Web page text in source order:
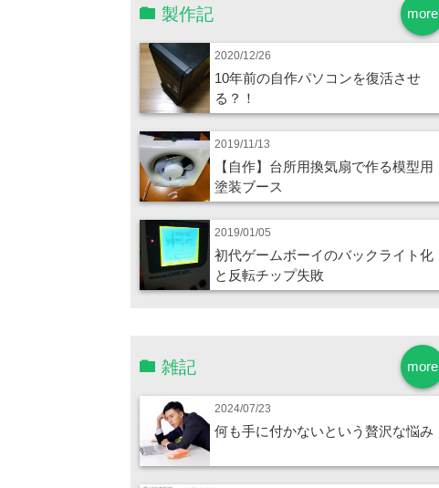
more
製作記
2020/12/26
10年前の自作パソコンを復活させ
る？！
2019/11/13
【自作】台所用換気扇で作る模型用
塗装ブース
2019/01/05
初代ゲームボーイのバックライト化
と反転チップ失敗
more
雑記
2024/07/23
何も手に付かないという贅沢な悩み